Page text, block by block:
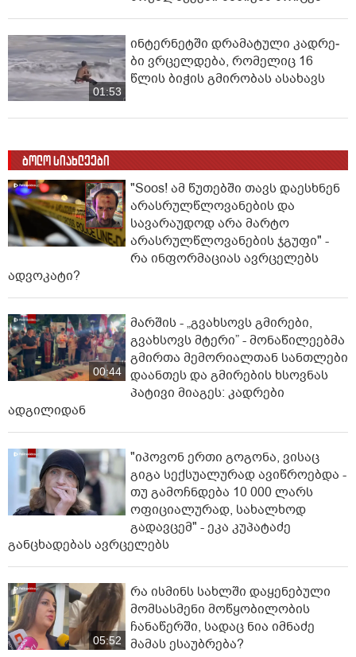
01:53
ინ­ტერ­ნეტ­ში დრა­მა­ტუ­ლი კად­რე­
ბი ვრცელდება, რომელიც 16
წლის ბიჭის გმირობას ასახავს
ბოლო სიახლეები
"Soos! ამ წუთებში თავს დაესხნენ
არასრულწლოვანების და
სავარაუდოდ არა მარტო
არასრულწლოვანების ჯგუფი" -
რა ინფორმაციას ავრცელებს
ადვოკატი?
00:44
მარშის - „გვახსოვს გმირები,
გვახსოვს მტერი” - მონაწილეებმა
გმირთა მემორიალთან სანთლები
დაანთეს და გმირების ხსოვნას
პატივი მიაგეს: კადრები
ადგილიდან
"იპოვონ ერთი გოგონა, ვისაც
გიგა სექსუალურად ავიწროებდა -
თუ გამოჩნდება 10 000 ლარს
ოფიციალურად, სახალხოდ
გადავცემ" - ეკა კუპატაძე
განცხადებას ავრცელებს
05:52
რა ისმინს სახლში დაყენებული
მომსასმენი მოწყობილობის
ჩანაწერში, სადაც ნია იმნაძე
მამას ესაუბრება?